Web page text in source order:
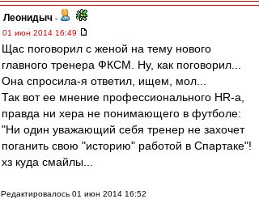
Леонидыч -
01 июн 2014 16:49
Щас поговорил с женой на тему нового
главного тренера ФКСМ. Ну, как поговорил...
Она спросила-я ответил, ищем, мол...
Так вот ее мнение профессионального HR-а,
правда ни хера не понимающего в футболе:
"Ни один уважающий себя тренер не захочет
поганить свою "историю" работой в Спартаке"!
хз куда смайлы...
Редактировалось 01 июн 2014 16:52